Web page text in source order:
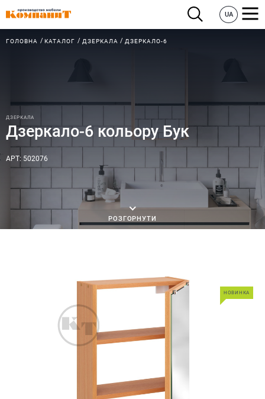
UA
ГОЛОВНА КАТАЛОГ ДЗЕРКАЛА ДЗЕРКАЛО-6
ДЗЕРКАЛА
Дзеркало-6 кольору Бук
АРТ: 502076
РОЗГОРНУТИ
НОВИНКА